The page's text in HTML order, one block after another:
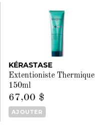
KÉRASTASE
Extentioniste Thermique
150ml
67,00 $
AJOUTER